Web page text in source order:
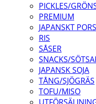
PICKLES/
PREMIUM
JAPANSKT
RIS
SÅSER
SNACKS/
JAPANSK SOJA
TÅNG/SJÖGRÄS
TOFU/MISO